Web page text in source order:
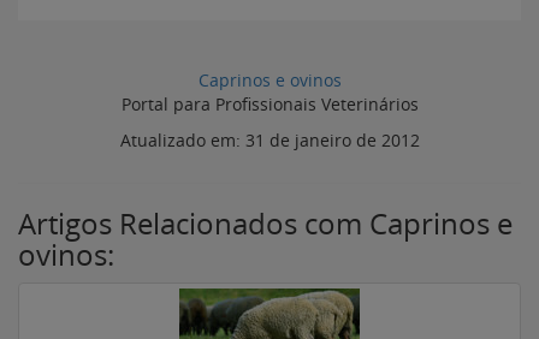
Caprinos e ovinos
Portal para Profissionais Veterinários
Atualizado em: 31 de janeiro de 2012
Artigos Relacionados com Caprinos e
ovinos: